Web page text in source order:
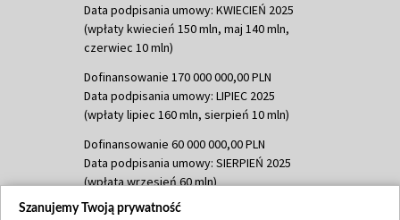
Data podpisania umowy: KWIECIEŃ 2025
(wpłaty kwiecień 150 mln, maj 140 mln,
czerwiec 10 mln)
Dofinansowanie 170 000 000,00 PLN
Data podpisania umowy: LIPIEC 2025
(wpłaty lipiec 160 mln, sierpień 10 mln)
Dofinansowanie 60 000 000,00 PLN
Data podpisania umowy: SIERPIEŃ 2025
(wpłata wrzesień 60 mln)
Dofinansowanie 635 783 051,21 PLN
Szanujemy Twoją prywatność